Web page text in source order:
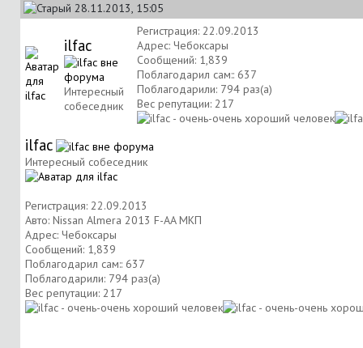
28.11.2013, 15:05
ilfac
Интересный
собеседник
Регистрация: 22.09.2013
Адрес: Чебоксары
Сообщений: 1,839
Поблагодарил сам:: 637
Поблагодарили: 794 раз(а)
Вес репутации: 217
ilfac
Интересный собеседник
Регистрация: 22.09.2013
Авто: Nissan Almera 2013 F-AA МКП
Адрес: Чебоксары
Сообщений: 1,839
Поблагодарил сам:: 637
Поблагодарили: 794 раз(а)
Вес репутации: 217